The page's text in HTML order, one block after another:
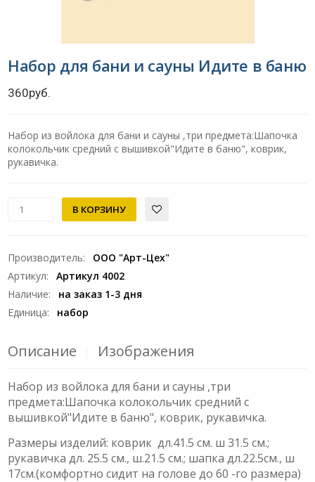
Набор для бани и сауны Идите в баню
360руб.
Набор из войлока для бани и сауны ,три предмета:Шапочка
колокольчик средний с вышивкой"Идите в баню", коврик,
рукавичка.
Производитель:
ООО "Арт-Цех"
Артикул:
Артикул 4002
Наличие:
на заказ 1-3 дня
Единица: набор
Описание Изображения
Набор из войлока для бани и сауны ,три
предмета:Шапочка колокольчик средний с
вышивкой"Идите в баню", коврик, рукавичка.
Размеры изделий: коврик дл.41.5 см. ш 31.5 см.;
рукавичка дл. 25.5 см., ш.21.5 см.; шапка дл.22.5см., ш
17см.(комфортно сидит на голове до 60 -го размера)